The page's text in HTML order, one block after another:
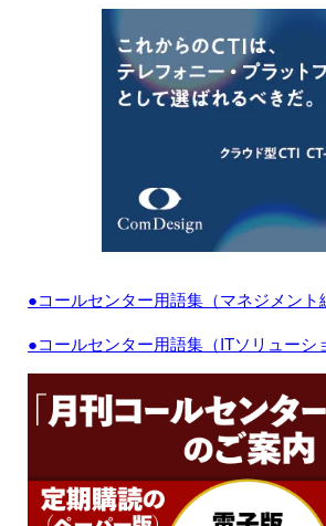
●コールセンター用語集（マネジメント
●コールセンター用語集（ITソリューシ